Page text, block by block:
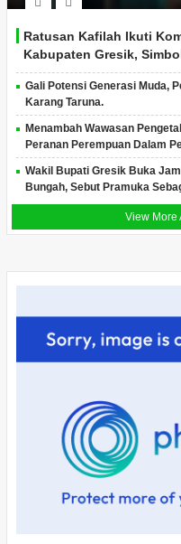
Ratusan Kafilah Ikuti
Kabupaten Gresik,
Gali Potensi Generasi Muda,
Karang Taruna.
Menambah Wawasan
Peranan Perempuan Dalam
Wakil Bupati Gresik Buka
Bungah, Sebut Pramuka
View More